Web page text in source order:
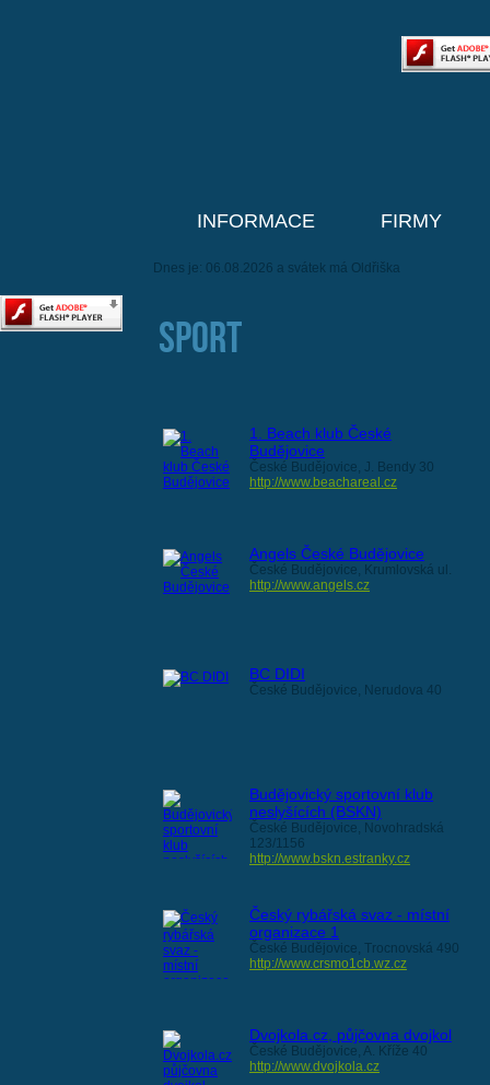
INFORMACE FIRMY
Dnes je: 06.08.2026 a svátek má Oldřiška
Sport
1. Beach klub České
Budějovice
České Budějovice, J. Bendy 30
http://www.beachareal.cz
Angels České Budějovice
České Budějovice, Krumlovská ul.
http://www.angels.cz
BC DIDI
České Budějovice, Nerudova 40
Budějovický sportovní klub
neslyšících (BSKN)
České Budějovice, Novohradská
123/1156
http://www.bskn.estranky.cz
Český rybářská svaz - místní
organizace 1
České Budějovice, Trocnovská 490
http://www.crsmo1cb.wz.cz
Dvojkola.cz, půjčovna dvojkol
České Budějovice, A. Kříže 40
http://www.dvojkola.cz